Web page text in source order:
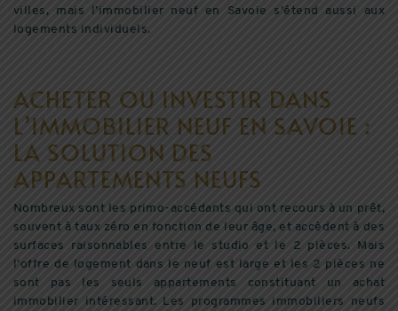
villes, mais l’immobilier neuf en Savoie s’étend aussi aux
logements individuels.
ACHETER OU INVESTIR DANS
L’IMMOBILIER NEUF EN SAVOIE :
LA SOLUTION DES
APPARTEMENTS NEUFS
Nombreux sont les primo-accédants qui ont recours à un prêt,
souvent à taux zéro en fonction de leur âge, et accèdent à des
surfaces raisonnables entre le studio et le 2 pièces. Mais
l’offre de logement dans le neuf est large et les 2 pièces ne
sont pas les seuls appartements constituant un achat
immobilier intéressant. Les programmes immobiliers neufs